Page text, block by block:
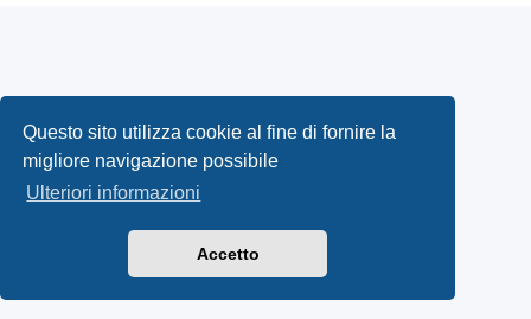
Questo sito utilizza cookie al fine di fornire la
migliore navigazione possibile
Ulteriori informazioni
Accetto